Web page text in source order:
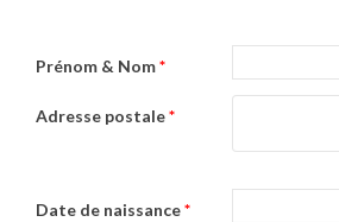
Prénom & Nom*
Adresse postale*
Date de naissance*